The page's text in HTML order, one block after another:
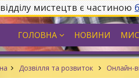
мистецтв є частиною
ГОЛОВНА НОВИНИ
Дозвілля та розвиток Онлайн-